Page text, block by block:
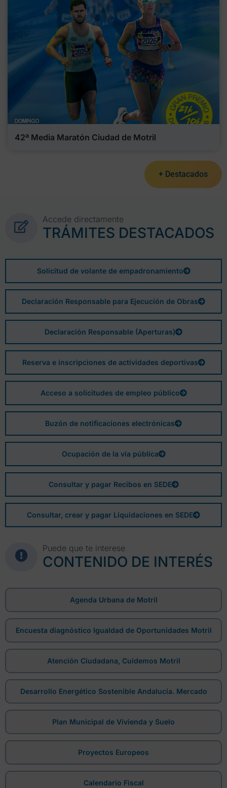
42ª Media Maratón Ciudad de Motril
+ Destacados
Accede directamente
TRÁMITES DESTACADOS
Solicitud de volante de empadronamiento
Declaración Responsable para Ejecución de Obras
Declaración Responsable (Aperturas)
Reserva e inscripciones de actividades deportivas
Acceso a solicitudes de empleo público
Buzón de notificaciones electrónicas
Ocupación de la vía pública
Consultar y pagar Recibos en SEDE
Consultar, crear y pagar Liquidaciones en SEDE
Puede que te interese
CONTENIDO DE INTERÉS
Agenda Urbana de Motril
Encuesta diagnóstico Igualdad de Oportunidades Motril
Atención Ciudadana, Cuidemos Motril
Desarrollo Energético Sostenible Andalucía. Mercado
Plan Municipal de Vivienda y Suelo
Proyectos Europeos
Calendario Fiscal